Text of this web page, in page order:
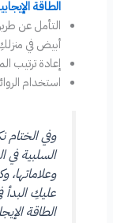
الطاقة
التأمل عن
أبيض في
إعادة ترتيب
استخدام
وفي
السلبية في
عليكِ
الطاقة